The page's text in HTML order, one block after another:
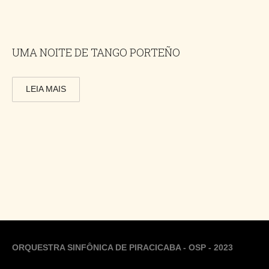
UMA NOITE DE TANGO PORTEÑO
LEIA MAIS
ORQUESTRA SINFÔNICA DE PIRACICABA - OSP - 2023